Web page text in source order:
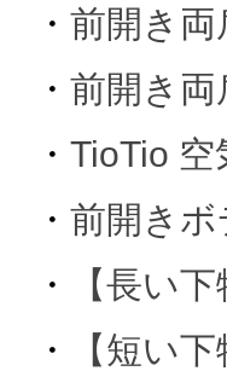
・ 前開き両
・ 前開き
・ TioTio
・ 前開きボ
・
【長い
・
【短い